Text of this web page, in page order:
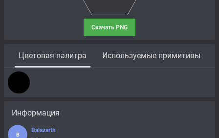
Скачать PNG
Цветовая палитра Используемые примитивы
Информация
B
Balazarth